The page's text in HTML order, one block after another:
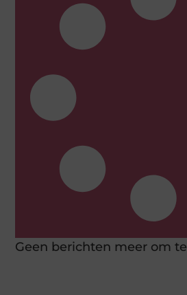
Geen berichten meer om